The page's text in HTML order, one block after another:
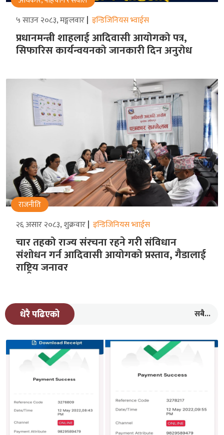
५ साउन २०८३, मङ्गलवार इन्डिजिनियस भ्वाईस
प्रधानमन्त्री शाहलाई आदिवासी आयोगको पत्र,
सिफारिस कार्यन्वयनको जानकारी दिन अनुरोध
राजनीति
२६ असार २०८३, शुक्रवार इन्डिजिनियस भ्वाईस
चार तहको राज्य संरचना रहने गरीे संविधान
संशोधन गर्न आदिवासी आयोगको प्रस्ताव, गैडालाई
राष्ट्रिय जनावर
धेरै पढिएको सबै...